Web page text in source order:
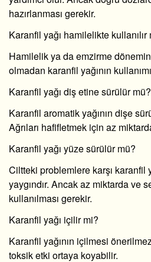
hazırlanması gerekir.
Karanfil yağı hamilelikte kullanılır
Hamilelik ya da emzirme
olmadan karanfil yağının
Karanfil yağı diş etine sürülür mü?
Karanfil aromatik yağının dişe
Ağrıları hafifletmek için az
Karanfil yağı yüze sürülür mü?
Ciltteki problemlere karşı karanfil
yaygındır. Ancak az miktarda ve
kullanılması gerekir.
Karanfil yağı içilir mi?
Karanfil yağının içilmesi
toksik etki ortaya koyabilir.